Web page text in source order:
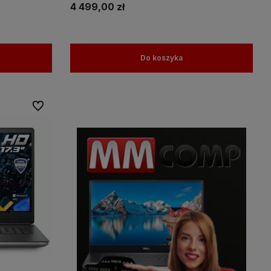
więc Wszystkie nasze produkty objęte są
gwaracją, a nasz doświadczony
4 499,00 zł
Do koszyka
Do ulubionych